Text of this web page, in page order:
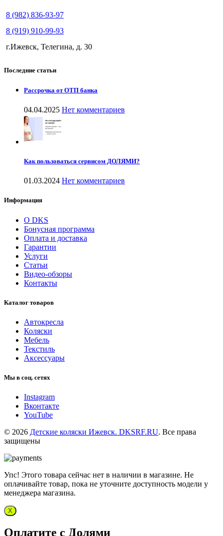
8 (982) 836-93-97
8 (919) 910-99-93
г.Ижевск, Телегина, д. 30
Последние статьи
Рассрочка от ОТП банка
04.04.2025 Нет комментариев
Как пользоваться сервисом ДОЛЯМИ?
01.03.2024 Нет комментариев
Информация
О DKS
Бонусная программа
Оплата и доставка
Гарантии
Услуги
Статьи
Видео-обзоры
Контакты
Каталог товаров
Автокресла
Коляски
Мебель
Текстиль
Аксессуары
Мы в соц. сетях
Instagram
Вконтакте
YouTube
© 2026 Детские коляски Ижевск. DKSRF.RU. Все права
защищены
Упс! Этого товара сейчас нет в наличии в магазине. Не
оплачивайте товар, пока не уточните доступность модели у
менеджера магазина.
X
Оплатите с Долями